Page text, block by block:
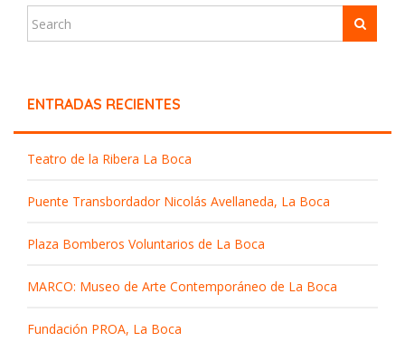
ENTRADAS RECIENTES
Teatro de la Ribera La Boca
Puente Transbordador Nicolás Avellaneda, La Boca
Plaza Bomberos Voluntarios de La Boca
MARCO: Museo de Arte Contemporáneo de La Boca
Fundación PROA, La Boca